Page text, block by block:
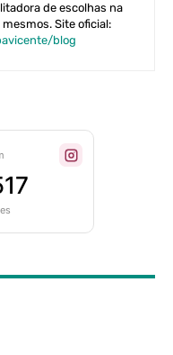
de escolhas na
Site oficial:
blog